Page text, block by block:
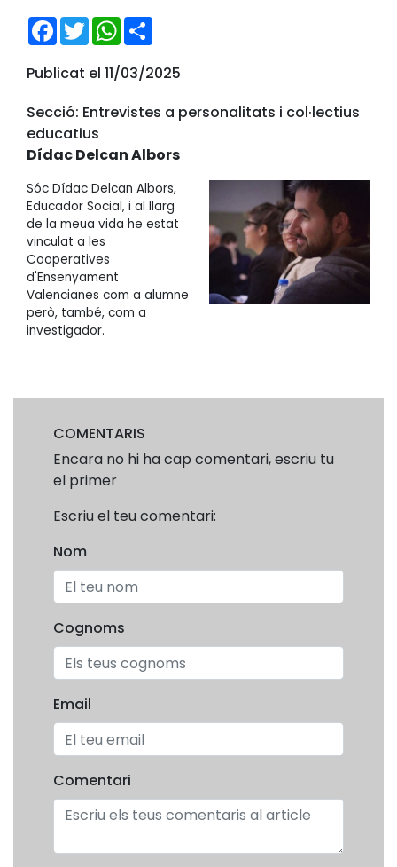
Facebook
TwitterWhatsApp
Publicat el 11/03/2025
Secció: Entrevistes a personalitats i col·lectius
educatius
Dídac Delcan Albors
Sóc Dídac Delcan Albors,
Educador Social, i al llarg
de la meua vida he estat
vinculat a les
Cooperatives
d'Ensenyament
Valencianes com a alumne
però, també, com a
investigador.
COMENTARIS
Encara no hi ha cap comentari, escriu tu
el primer
Escriu el teu comentari:
Nom
Cognoms
Email
Comentari